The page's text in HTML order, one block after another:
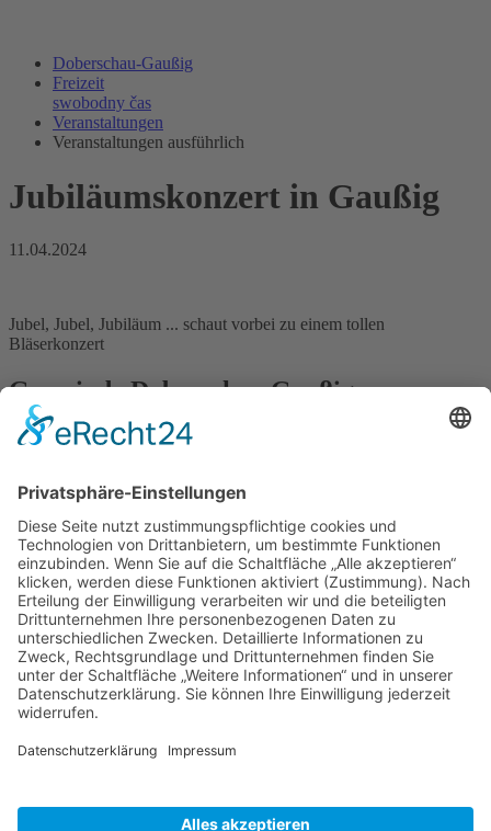
Doberschau-Gaußig
Freizeit
swobodny čas
Veranstaltungen
Veranstaltungen ausführlich
Jubiläumskonzert in Gaußig
11.04.2024
Jubel, Jubel, Jubiläum ... schaut vorbei zu einem tollen
Bläserkonzert
Gemeinde Doberschau Gaußig
OT Gnaschwitz, Hauptstraße 13
Tel. 035930 55 60 60
Fax 035930 55 60 636
post@doberschau-gaussig.de
Öffnungszeiten
Montag
9:00 - 12:00 Uhr
Dienstag
9:00 - 12:00 Uhr & 13:00 - 18:00 Uhr
Donnerstag 9:00 - 12:00 Uhr & 13:00 - 16:00 Uhr
Freitag
9:00 - 12:00 Uhr
Service